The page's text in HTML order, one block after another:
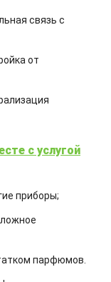
расчет
связь с
от
с услугой
приборы;
парфюмов.